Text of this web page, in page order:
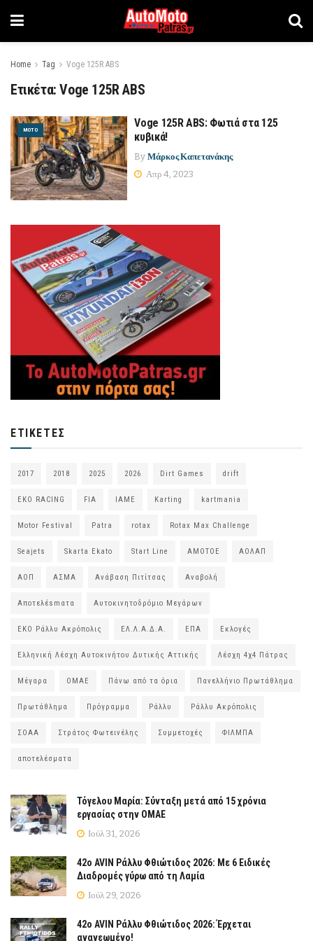
Home Tag Voge 125R ΑΒS
Ετικέτα:Voge 125R ΑΒS
MOTO
Voge 125R ΑΒS: Φωτιά στα 125
κυβικά!
By Μάρκος Καπετανάκης
Απρ 4, 2023
ΕΤΙΚΈΤΕΣ
2017 2018 2025 2026 Dirt Games drift
EKO RACING FIA IAME Karting kartmania
Motor Festival Patra rotax Rotax Max Challenge
Seajets Skarta Ekato Start Line ΑΜΟΤΟΕ ΑΟΛΑΠ
ΑΟΠ ΑΣΜΑ Ανάβαση Πιτίτσας Αναβολή
Αποτελέsmατα Αυτοκινητοδρόμιο Μεγάρων
ΕΚΟ Ράλλυ Ακρόπολις ΕΛ.Λ.Α.Δ.Α. ΕΠΑ Εκλογές
Ελληνική Λέσχη Αυτοκινήτου Δυτικής Αττικής Λέσχη 4χ4 Πάτρας
Μέγαρα ΟΜΑΕ Πάνω από τα όρια Πανελλήνιο Πρωτάθλημα
Πρωτάθλημα Πρόγραμμα Ράλλυ Ράλλυ Ακρόπολις
ΣΟΑΑ Στράτος Φωτεινέλης Συμμετοχές ΦΙΛΜΠΑ
αποτελέσματα
Τόγελου Μαρία: Σύνταξη μετά από 15 χρόνια
εργασίας στην ΟΜΑΕ
Ιούλ 31, 2026
42ο AVIN Ράλλυ Φθιώτιδος 2026: Με 6 Ειδικές
Διαδρομές γύρω από τη Λαμία
Ιούλ 29, 2026
42ο AVIN Ράλλυ Φθιώτιδος 2026: Έρχεται
ανανεωμένο!